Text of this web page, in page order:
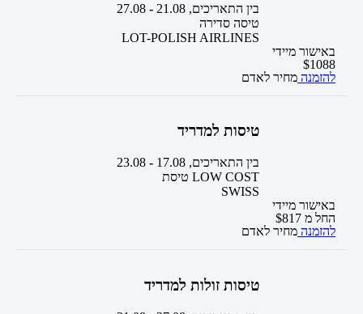
בין התאריכים, -
27.08
טיסה סדירה
LOT-POLISH AIRLINES
באישור מיידי
$1088
להזמנה מחיר לאדם
טיסות למדריד
בין התאריכים, -
23.08
טיסת LOW COST
SWISS
באישור מיידי
החל מ
$817
להזמנה מחיר לאדם
טיסות זולות למדריד